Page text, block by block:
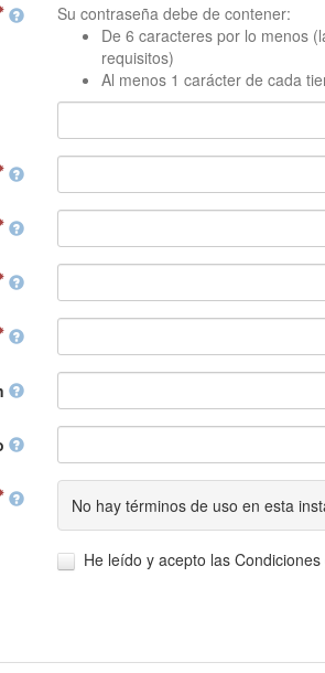
Su contraseña debe de contener:
De 6 caracteres por lo menos
requisitos)
Al menos 1 carácter de cada
No hay términos de uso en esta
He leído y acepto las